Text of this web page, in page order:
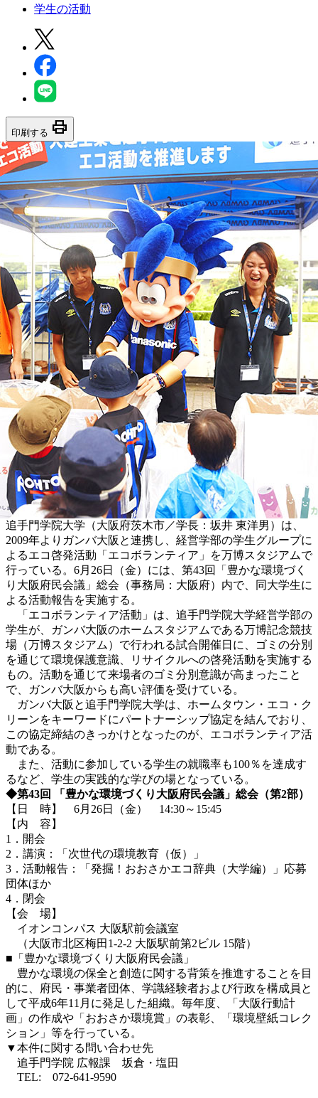
学生の活動
印刷する print
追手門学院大学（大阪府茨木市／学長：坂井 東洋男）は、
2009年よりガンバ大阪と連携し、経営学部の学生グループに
よるエコ啓発活動「エコボランティア」を万博スタジアムで
行っている。6月26日（金）には、第43回「豊かな環境づく
り大阪府民会議」総会（事務局：大阪府）内で、同大学生に
よる活動報告を実施する。
「エコボランティア活動」は、追手門学院大学経営学部の
学生が、ガンバ大阪のホームスタジアムである万博記念競技
場（万博スタジアム）で行われる試合開催日に、ゴミの分別
を通じて環境保護意識、リサイクルへの啓発活動を実施する
もの。活動を通じて来場者のゴミ分別意識が高まったこと
で、ガンバ大阪からも高い評価を受けている。
ガンバ大阪と追手門学院大学は、ホームタウン・エコ・ク
リーンをキーワードにパートナーシップ協定を結んでおり、
この協定締結のきっかけとなったのが、エコボランティア活
動である。
また、活動に参加している学生の就職率も100％を達成す
るなど、学生の実践的な学びの場となっている。
◆第43回 「豊かな環境づくり大阪府民会議」総会（第2部）
【日 時】 6月26日（金） 14:30～15:45
【内 容】
1．開会
2．講演：「次世代の環境教育（仮）」
3．活動報告：「発掘！おおさかエコ辞典（大学編）」応募
団体ほか
4．閉会
【会 場】
イオンコンパス 大阪駅前会議室
（大阪市北区梅田1-2-2 大阪駅前第2ビル 15階）
■「豊かな環境づくり大阪府民会議」
豊かな環境の保全と創造に関する背策を推進することを目
的に、府民・事業者団体、学識経験者および行政を構成員と
して平成6年11月に発足した組織。毎年度、「大阪行動計
画」の作成や「おおさか環境賞」の表彰、「環境壁紙コレク
ション」等を行っている。
▼本件に関する問い合わせ先
追手門学院 広報課 坂倉・塩田
TEL: 072-641-9590